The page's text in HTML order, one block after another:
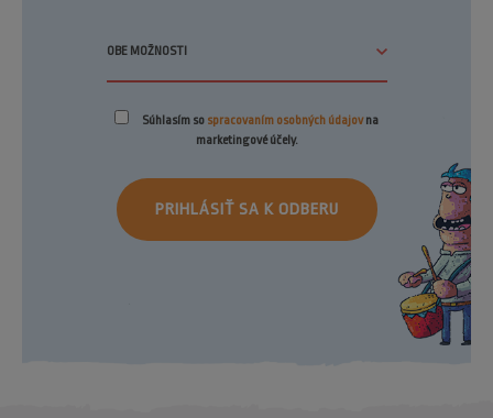
Súhlasím so spracovaním osobných údajovna
marketingové účely.
PRIHLÁSIŤ SA K ODBERU